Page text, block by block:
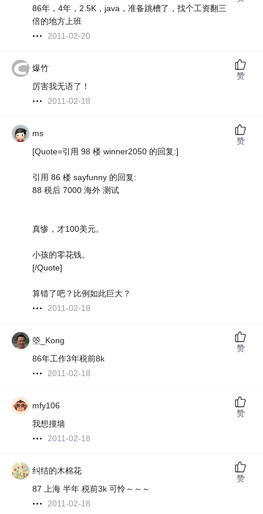
86年，4年，2.5K，java，准备跳槽了，找个工资翻三
倍的地方上班
2011-02-20
爆竹
厉害我无语了！
2011-02-18
赞
ms
[Quote=引用 98 楼 winner2050 的回复:]
引用 86 楼 sayfunny 的回复:
88 税后 7000 海外 测试
真惨，才100美元。
小孩的零花钱。
[/Quote]
算错了吧？比例如此巨大？
2011-02-18
赞
箜_Kong
86年工作3年税前8k
2011-02-18
赞
mfy106
我想撞墙
2011-02-18
赞
纠结的木棉花
87 上海 半年 税前3k 可怜～～～
2011-02-18
赞